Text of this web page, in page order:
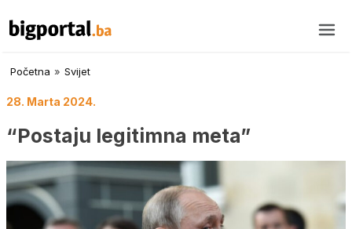
Početna » Svijet
28. Marta 2024.
“Postaju legitimna meta”